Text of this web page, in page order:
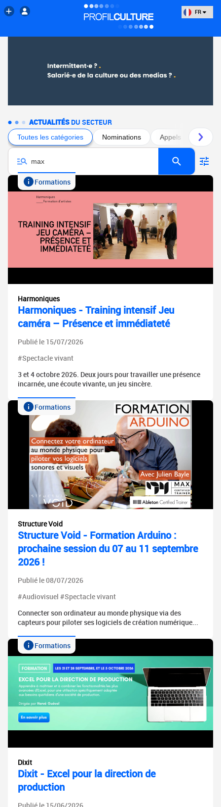
FR
ACTUALITÉS DU SECTEUR
Toutes les catégories Nominations Appels à projets
Formations
Harmoniques
Harmoniques - Training intensif Jeu
caméra – Présence et immédiateté
Publié le 15/07/2026
#Spectacle vivant
3 et 4 octobre 2026. Deux jours pour travailler une présence
incarnée, une écoute vivante, un jeu sincère.
Formations
Structure Void
Structure Void - Formation Arduino :
prochaine session du 07 au 11 septembre
2026 !
Publié le 08/07/2026
#Audiovisuel #Spectacle vivant
Connecter son ordinateur au monde physique via des
capteurs pour piloter ses logiciels de création numérique...
Formations
Dixit
Dixit - Excel pour la direction de
production